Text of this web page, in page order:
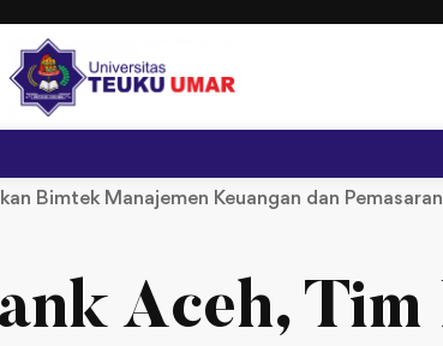
Bimtek Manajemen Keuangan dan
Aceh, Tim